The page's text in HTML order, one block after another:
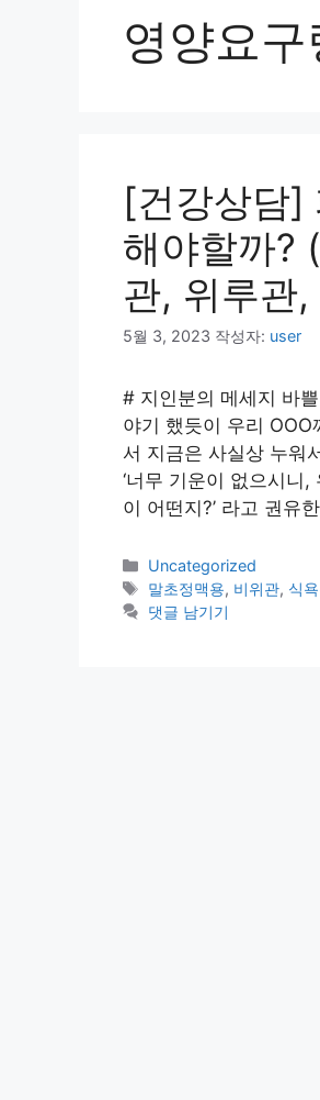
영양요
[건강상담]
해야할까?
관, 위루관
5월 3, 2023 작성자: user
# 지인분의 메세지 바
야기 했듯이 우리
서 지금은 사실상 누워
‘너무 기운이 없으시니
이 어떤지?’ 라고 권유
카
테
고
Uncategorized
태
그
말초정맥용, 비위관, 식
댓글 남기기